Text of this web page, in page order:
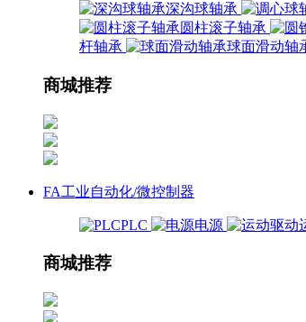
深沟球轴承
圆柱滚子轴承
杆轴承
球面滑动轴
商城推荐
FA工业自动化/微控制器
PLC 电源
商城推荐